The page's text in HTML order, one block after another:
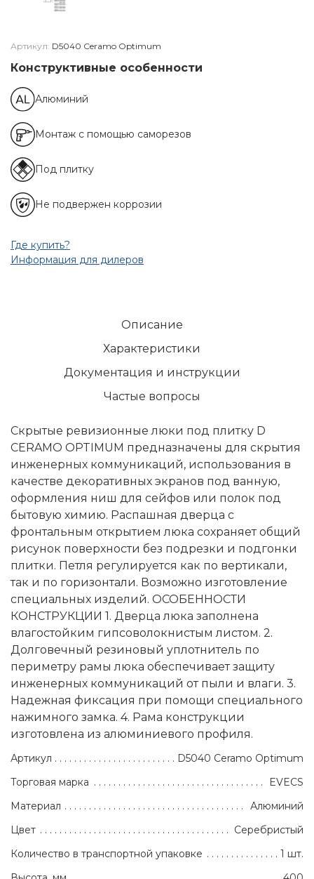
Артикул: D5040 Ceramo Optimum
Конструктивные особенности
Алюминий
Монтаж с помощью саморезов
Под плитку
Не подвержен коррозии
Где купить?
Информация для дилеров
Описание
Характеристики
Документация и инструкции
Частые вопросы
Скрытые ревизионные люки под плитку D
CERAMO OPTIMUM предназначены для скрытия
инженерных коммуникаций, использования в
качестве декоративных экранов под ванную,
оформления ниш для сейфов или полок под
бытовую химию. Распашная дверца с
фронтальным открытием люка сохраняет общий
рисунок поверхности без подрезки и подгонки
плитки. Петля регулируется как по вертикали,
так и по горизонтали. Возможно изготовление
специальных изделий. ОСОБЕННОСТИ
КОНСТРУКЦИИ 1. Дверца люка заполнена
влагостойким гипсоволокнистым листом. 2.
Долговечный резиновый уплотнитель по
периметру рамы люка обеспечивает защиту
инженерных коммуникаций от пыли и влаги. 3.
Надежная фиксация при помощи специального
нажимного замка. 4. Рама конструкции
изготовлена из алюминиевого профиля.
Артикул
D5040 Ceramo Optimum
Торговая марка
EVECS
Материал
Алюминий
Цвет
Серебристый
Количество в транспортной упаковке
1 шт.